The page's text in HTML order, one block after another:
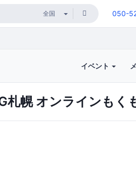
050-
イベント
札幌 オンラインもく